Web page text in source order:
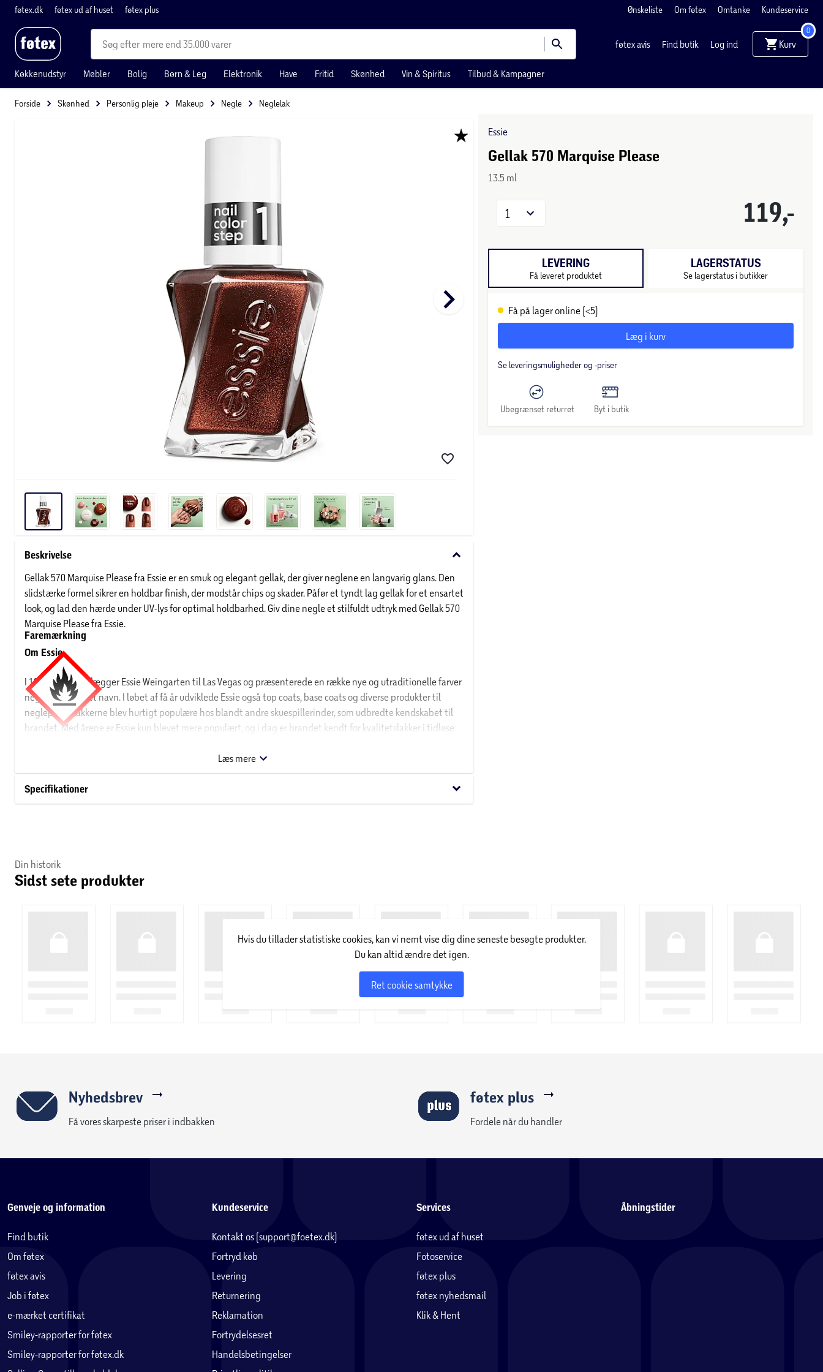
føtex.dk føtex ud af huset føtex plus Ønskeliste Om føtex Omtanke Kundeservice
mere end 35.000 varer føtex avis Find butik Log ind Kurv
0
Køkkenudstyr Møbler Bolig Børn & Leg Elektronik Have Fritid Skønhed Vin & Spiritus Tilbud & Kampagner
Forside Skønhed Personlig pleje Makeup Negle Neglelak
keyboard_arrow_right
Beskrivelse keyboard_arrow_down
Gellak 570 Marquise Please fra Essie er en smuk og elegant gellak, der giver neglene en langvarig glans. Den
slidstærke formel sikrer en holdbar finish, der modstår chips og skader. Påfør et tyndt lag gellak for et ensartet
look, og lad den hærde under UV-lys for optimal holdbarhed. Giv dine negle et stilfuldt udtryk med Gellak 570
Marquise Please fra Essie.
Om Essie
I 1981 tog grundlægger Essie Weingarten til Las Vegas og præsenterede en række nye og utraditionelle farver
neglelakker i eget navn. I løbet af få år udviklede Essie også top coats, base coats og diverse produkter til
neglepleje. Lakkerne blev hurtigt populære hos blandt andre skuespillerinder, som udbredte kendskabet til
brandet. Med årene er Essie kun blevet mere populært, og i dag er brandet kendt for kvalitetslakker i tidløse
Faremærkning
Læs mere
Specifikationer keyboard_arrow_down
Essie
Gellak 570 Marquise Please
13.5 ml
119,-
1
LEVERING
Få leveret produktet
LAGERSTATUS
Se lagerstatus i butikker
Få på lager online (<5)
Læg i kurv
Se leveringsmuligheder og -priser
Ubegrænset returret Byt i butik
Din historik
Sidst sete produkter
Hvis du tillader statistiske cookies, kan vi nemt vise dig dine seneste besøgte produkter.
Du kan altid ændre det igen.
Ret cookie samtykke
Nyhedsbrev
Få vores skarpeste priser i indbakken
føtex plus
Fordele når du handler
Genveje og information
Find butik
Om føtex
føtex avis
Job i føtex
e-mærket certifikat
Smiley-rapporter for føtex
Smiley-rapporter for føtex.dk
Kundeservice
Kontakt os (support@foetex.dk)
Fortryd køb
Levering
Returnering
Reklamation
Fortrydelsesret
Handelsbetingelser
Services
føtex ud af huset
Fotoservice
føtex plus
føtex nyhedsmail
Klik & Hent
Åbningstider